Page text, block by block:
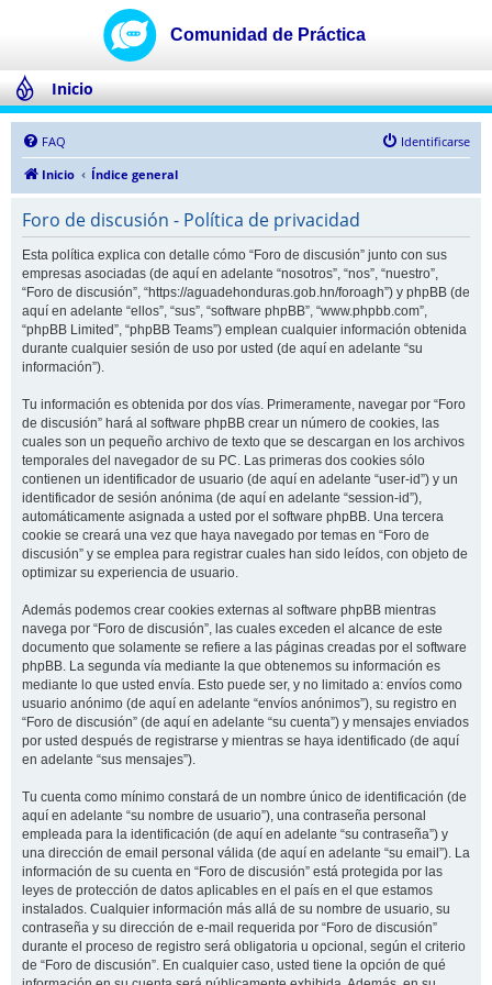
Inicio
FAQ
Identificarse
Inicio
Índice general
Foro de discusión - Política de privacidad
Esta política explica con detalle cómo “Foro de discusión” junto con sus
empresas asociadas (de aquí en adelante “nosotros”, “nos”, “nuestro”,
“Foro de discusión”, “https://aguadehonduras.gob.hn/foroagh”) y phpBB (de
aquí en adelante “ellos”, “sus”, “software phpBB”, “www.phpbb.com”,
“phpBB Limited”, “phpBB Teams”) emplean cualquier información obtenida
durante cualquier sesión de uso por usted (de aquí en adelante “su
información”).
Tu información es obtenida por dos vías. Primeramente, navegar por “Foro
de discusión” hará al software phpBB crear un número de cookies, las
cuales son un pequeño archivo de texto que se descargan en los archivos
temporales del navegador de su PC. Las primeras dos cookies sólo
contienen un identificador de usuario (de aquí en adelante “user-id”) y un
identificador de sesión anónima (de aquí en adelante “session-id”),
automáticamente asignada a usted por el software phpBB. Una tercera
cookie se creará una vez que haya navegado por temas en “Foro de
discusión” y se emplea para registrar cuales han sido leídos, con objeto de
optimizar su experiencia de usuario.
Además podemos crear cookies externas al software phpBB mientras
navega por “Foro de discusión”, las cuales exceden el alcance de este
documento que solamente se refiere a las páginas creadas por el software
phpBB. La segunda vía mediante la que obtenemos su información es
mediante lo que usted envía. Esto puede ser, y no limitado a: envíos como
usuario anónimo (de aquí en adelante “envíos anónimos”), su registro en
“Foro de discusión” (de aquí en adelante “su cuenta”) y mensajes enviados
por usted después de registrarse y mientras se haya identificado (de aquí
en adelante “sus mensajes”).
Tu cuenta como mínimo constará de un nombre único de identificación (de
aquí en adelante “su nombre de usuario”), una contraseña personal
empleada para la identificación (de aquí en adelante “su contraseña”) y
una dirección de email personal válida (de aquí en adelante “su email”). La
información de su cuenta en “Foro de discusión” está protegida por las
leyes de protección de datos aplicables en el país en el que estamos
instalados. Cualquier información más allá de su nombre de usuario, su
contraseña y su dirección de e-mail requerida por “Foro de discusión”
durante el proceso de registro será obligatoria u opcional, según el criterio
de “Foro de discusión”. En cualquier caso, usted tiene la opción de qué